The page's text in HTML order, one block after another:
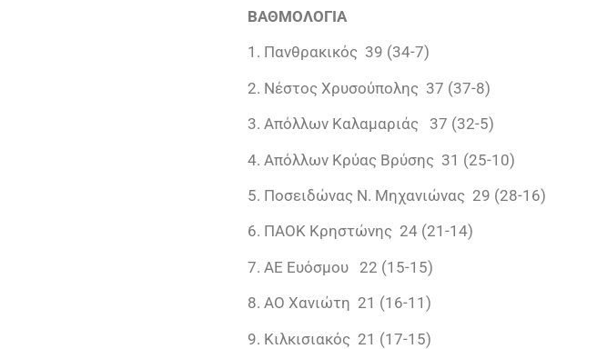
ΒΑΘΜΟΛΟΓΙΑ
1. Πανθρακικός 39 (34-7)
2. Νέστος Χρυσούπολης 37 (37-8)
3. Απόλλων Καλαμαριάς 37 (32-5)
4. Απόλλων Κρύας Βρύσης 31 (25-10)
5. Ποσειδώνας Ν. Μηχανιώνας 29 (28-16)
6. ΠΑΟΚ Κρηστώνης 24 (21-14)
7. ΑΕ Ευόσμου 22 (15-15)
8. ΑΟ Χανιώτη 21 (16-11)
9. Κιλκισιακός 21 (17-15)